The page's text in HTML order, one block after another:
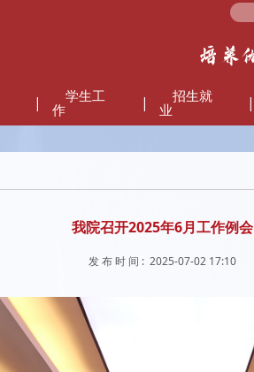
|
学生工
作
|
招生就
业
|
我院召开2025年6月工作例会
发 布 时 间 : 2025-07-02 17:10